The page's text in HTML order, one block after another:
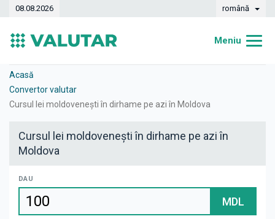
08.08.2026 română
Meniu
Curs valutar
Acasă
Convertor valutar
Cursul lei moldovenești în dirhame pe azi în Moldova
Cursul lei moldovenești în dirhame pe azi în
Moldova
DAU
MDL